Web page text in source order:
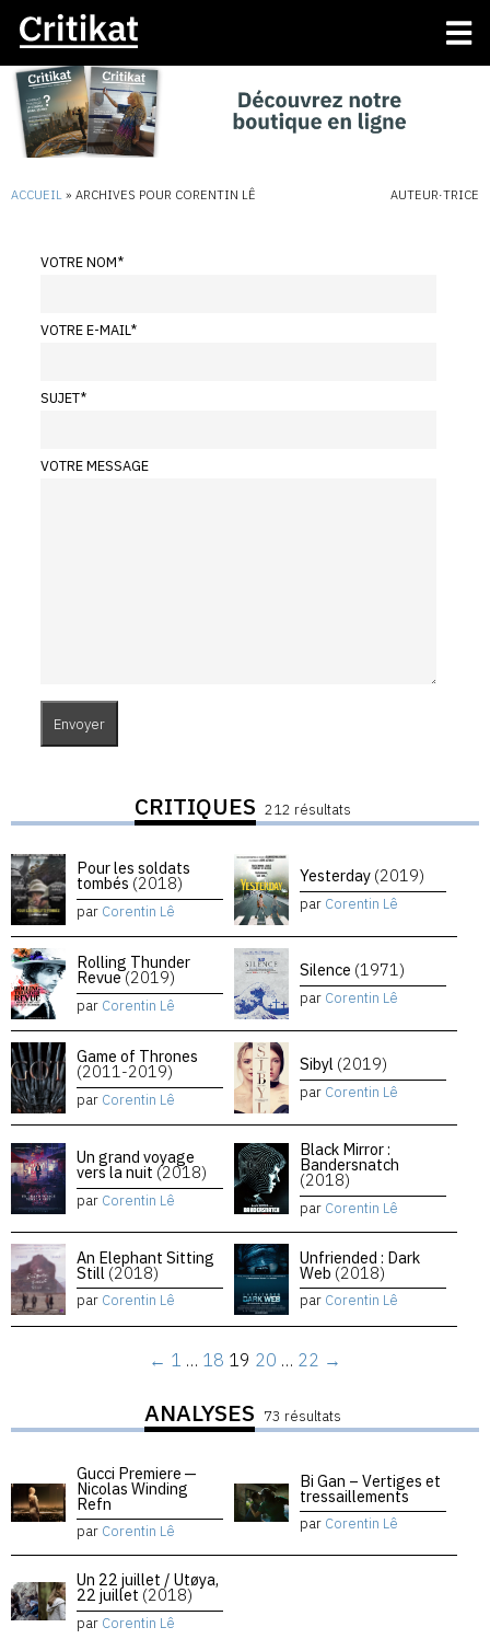
ACCUEIL » ARCHIVES POUR CORENTIN LÊ AUTEUR·TRICE
VOTRE NOM*
VOTRE E-MAIL*
SUJET*
VOTRE MESSAGE
CRITIQUES 212 résultats
Pour les soldats
tombés (2018)
par Corentin Lê
Yesterday (2019)
par Corentin Lê
Rolling Thunder
Revue(2019)
par Corentin Lê
Silence (1971)
par Corentin Lê
Game of Thrones
(2011-2019)
par Corentin Lê
Sibyl (2019)
par Corentin Lê
Un grand voyage
vers la nuit (2018)
par Corentin Lê
Black Mirror :
Bandersnatch
(2018)
par Corentin Lê
An Elephant Sitting
Still (2018)
par Corentin Lê
Unfriended : Dark
Web (2018)
par Corentin Lê
← 1 … 18 19 20 … 22 →
ANALYSES 73 résultats
Gucci Premiere —
Nicolas Winding
Refn
par Corentin Lê
Bi Gan – Vertiges et
tressaillements
par Corentin Lê
Un 22 juillet / Utøya,
22 juillet (2018)
par Corentin Lê